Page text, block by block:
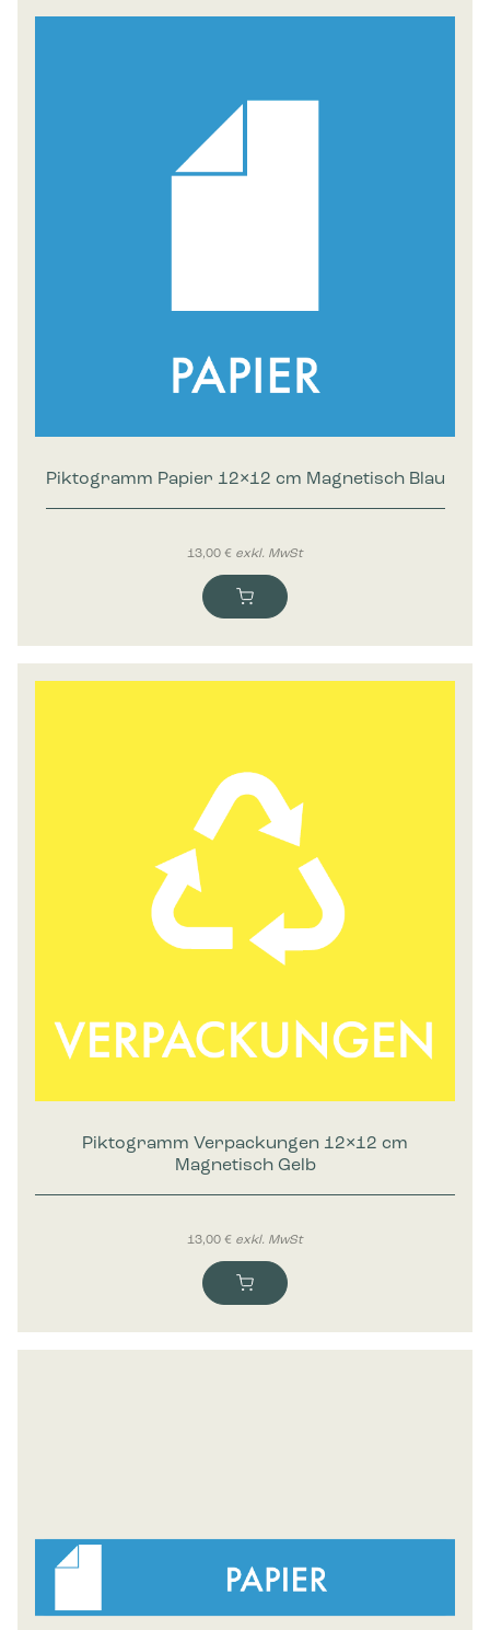
Piktogramm Papier 12×12 cm Magnetisch Blau
13,00 € exkl. MwSt
Piktogramm Verpackungen 12×12 cm
Magnetisch Gelb
13,00 € exkl. MwSt